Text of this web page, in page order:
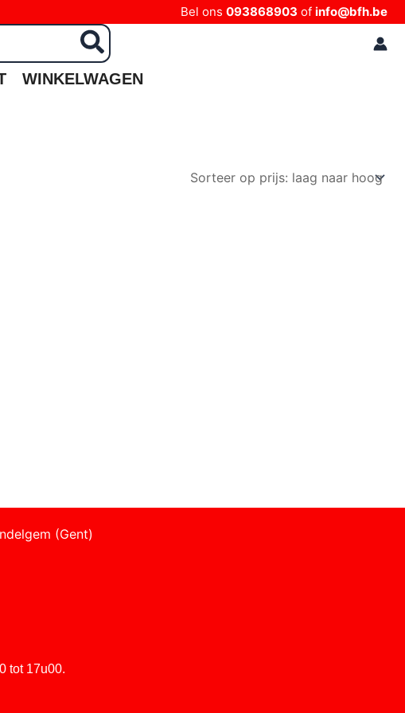
Bel ons 093868903 of info@bfh.be
WINKELWAGEN
(Gent)
tot 17u00.